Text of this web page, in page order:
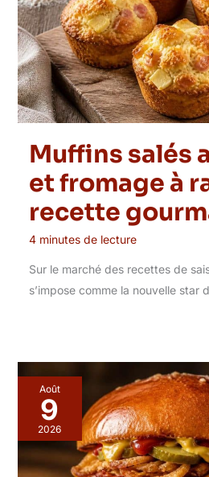
Muffins salés
et fromage à
recette
4 minutes de lecture
Sur le marché des recettes de
s’impose comme la nouvelle star
Août
9
2026